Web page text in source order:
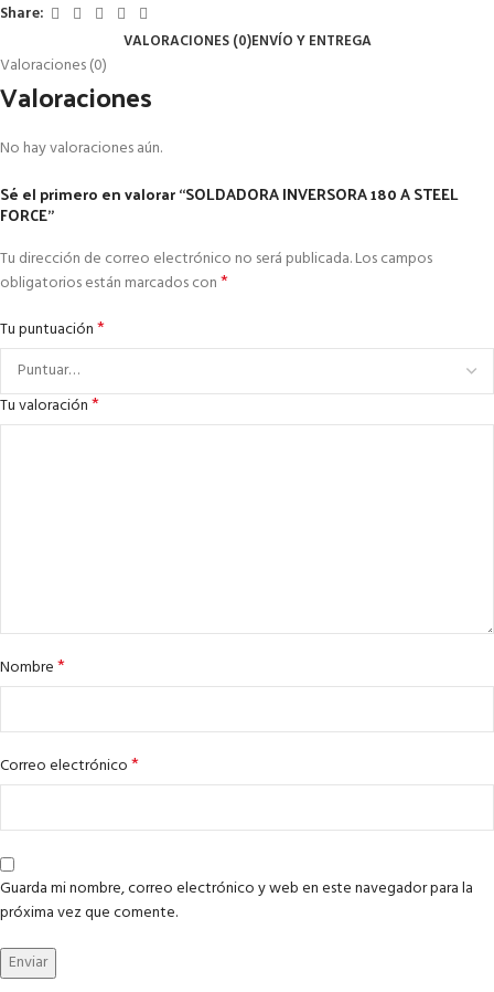
Share:
VALORACIONES (0)ENVÍO Y ENTREGA
Valoraciones (0)
Valoraciones
No hay valoraciones aún.
Sé el primero en valorar “SOLDADORA INVERSORA 180 A STEEL
FORCE”
Tu dirección de correo electrónico no será publicada.Los campos
obligatorios están marcados con*
Tu puntuación*
Tu valoración*
Nombre*
Correo electrónico*
Guarda mi nombre, correo electrónico y web en este navegador para la
próxima vez que comente.